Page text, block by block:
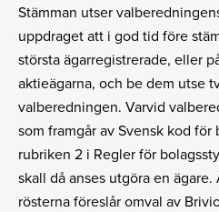
Stämman utser
uppdraget att i god tid före
största ägarregistrerade, eller
aktieägarna, och be dem utse
valberedningen. Varvid
som framgår av Svensk kod
rubriken 2 i Regler för
skall då anses utgöra en
rösterna föreslår omval av